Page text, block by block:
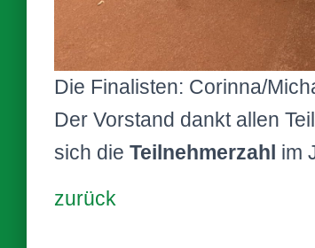
Die Finalisten: Corinna/
Der Vorstand dankt allen
sich die Teilnehmerzahl im
zurück